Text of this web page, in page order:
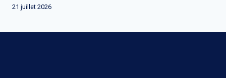
21 juillet 2026